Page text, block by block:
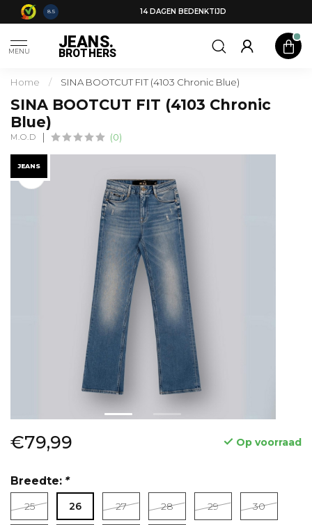
8.5 14 DAGEN BEDENKTIJD
MENU JEANS.
BROTHERS
Home / SINA BOOTCUT FIT (4103 Chronic Blue)
SINA BOOTCUT FIT (4103 Chronic
Blue)
M.O.D (0)
JEANS
€79,99 Op voorraad
Breedte: *
25 26 27 28 29 30